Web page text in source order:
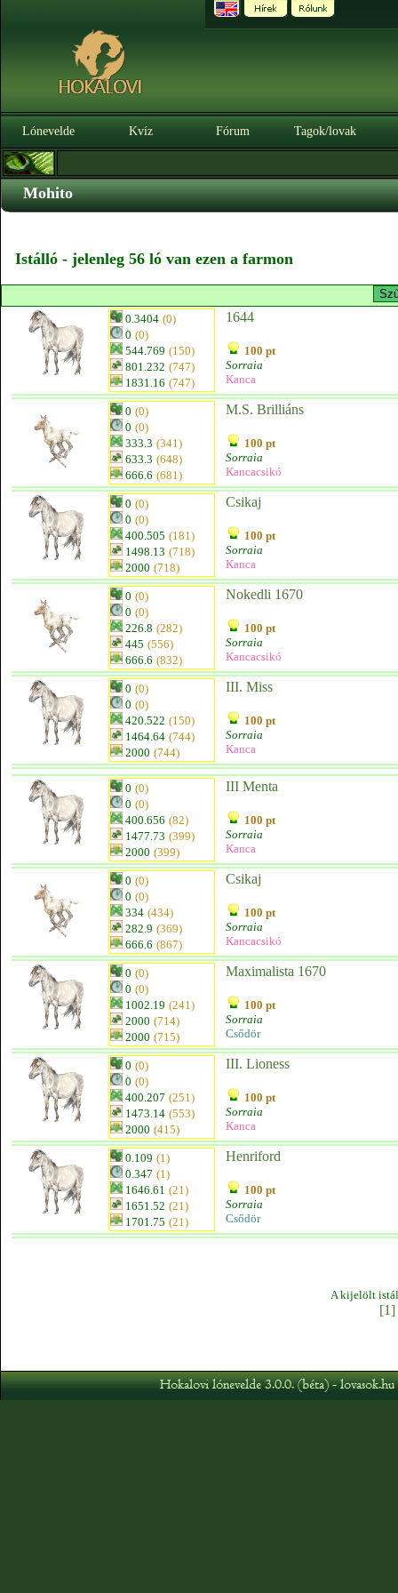
Lónevelde Kvíz Fórum Tagok/lovak
Mohito
Istálló - jelenleg 56 ló van ezen a farmon
0.3404 (0)
0 (0)
544.769 (150)
801.232 (747)
1831.16 (747)
1644
100 pt
Sorraia
Kanca
0 (0)
0 (0)
333.3 (341)
633.3 (648)
666.6 (681)
M.S. Brilliáns
100 pt
Sorraia
Kancacsikó
0 (0)
0 (0)
400.505 (181)
1498.13 (718)
2000 (718)
Csikaj
100 pt
Sorraia
Kanca
0 (0)
0 (0)
226.8 (282)
445 (556)
666.6 (832)
Nokedli 1670
100 pt
Sorraia
Kancacsikó
0 (0)
0 (0)
420.522 (150)
1464.64 (744)
2000 (744)
III. Miss
100 pt
Sorraia
Kanca
0 (0)
0 (0)
400.656 (82)
1477.73 (399)
2000 (399)
III Menta
100 pt
Sorraia
Kanca
0 (0)
0 (0)
334 (434)
282.9 (369)
666.6 (867)
Csikaj
100 pt
Sorraia
Kancacsikó
0 (0)
0 (0)
1002.19 (241)
2000 (714)
2000 (715)
Maximalista 1670
100 pt
Sorraia
Csődör
0 (0)
0 (0)
400.207 (251)
1473.14 (553)
2000 (415)
III. Lioness
100 pt
Sorraia
Kanca
0.109 (1)
0.347 (1)
1646.61 (21)
1651.52 (21)
1701.75 (21)
Henriford
100 pt
Sorraia
Csődör
A kijelölt
[1]